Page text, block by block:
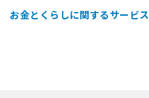
お金とくらしに関するサービス